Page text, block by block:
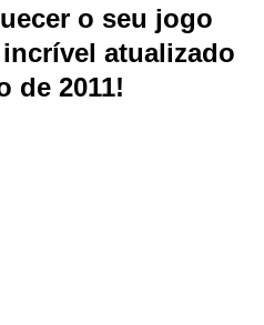
o seu jogo
atualizado
de 2011!